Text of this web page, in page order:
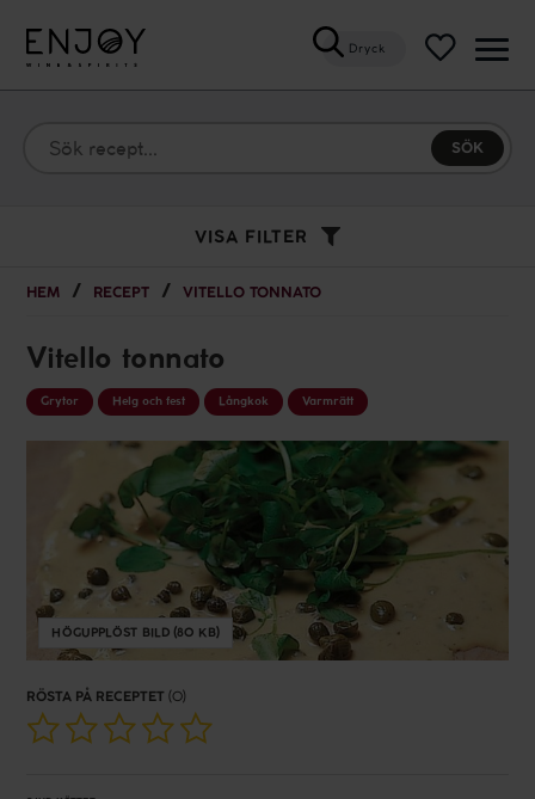
Dryck
VISA FILTER
HEM RECEPT VITELLO TONNATO
Vitello tonnato
Grytor Helg och fest Långkok Varmrätt
HÖGUPPLÖST BILD (80 KB)
RÖSTA PÅ RECEPTET(0)